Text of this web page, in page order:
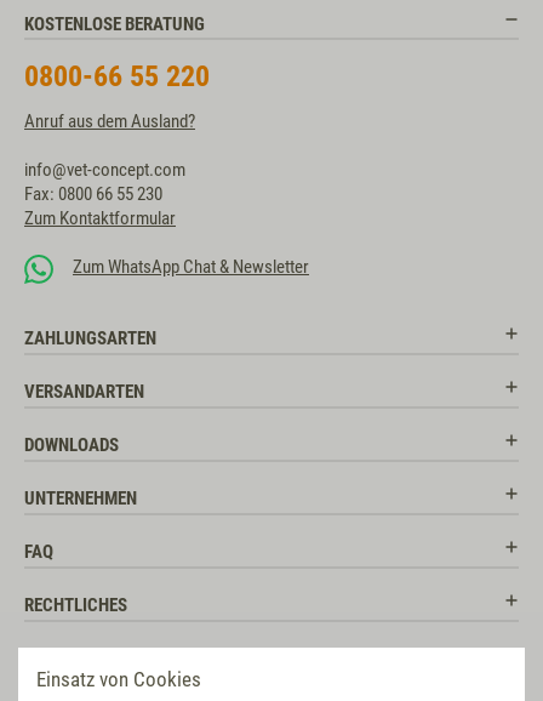
Einsatz von Cookies
KOSTENLOSE BERATUNG
0800-66 55 220
Anruf aus dem Ausland?
info@vet-concept.com
Fax: 0800 66 55 230
Zum Kontaktformular
Zum WhatsApp Chat & Newsletter
ZAHLUNGSARTEN
VERSANDARTEN
DOWNLOADS
UNTERNEHMEN
FAQ
RECHTLICHES